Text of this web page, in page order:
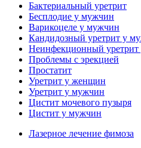
Бактериальный уретрит
Бесплодие у мужчин
Варикоцеле у мужчин
Кандидозный уретрит у
Неинфекционный
Проблемы с эрекцией
Простатит
Уретрит у женщин
Уретрит у мужчин
Цистит мочевого пузыря
Цистит у мужчин
Лазерное лечение фимоза